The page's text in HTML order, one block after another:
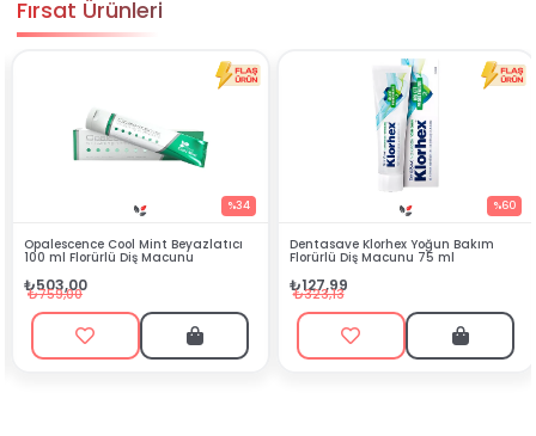
Fırsat Ürünleri
Dentasave Klorhex Yoğun Bakım
Florürlü Diş Macunu 75 ml
Black Berry Bitkisel Sprey